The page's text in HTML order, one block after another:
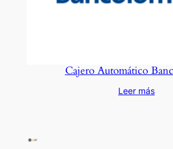
Cajero Automático
Leer más